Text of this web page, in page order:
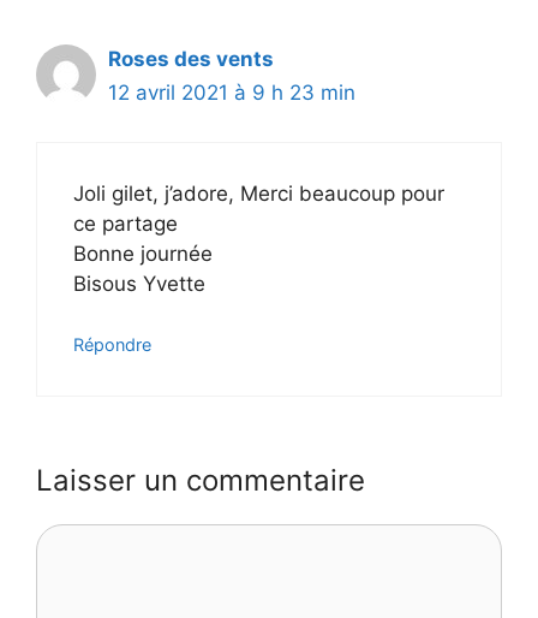
Roses des vents
12 avril 2021 à 9 h 23 min
Joli gilet, j’adore, Merci beaucoup pour
ce partage
Bonne journée
Bisous Yvette
Répondre
Laisser un commentaire
Commentaire